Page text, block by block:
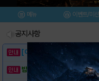
메뉴 이벤트/미션
공지사항
[이벤트] 웃음으로 매일매일 해
밥알이의 헝앱통신 ⑲ “밥알이,